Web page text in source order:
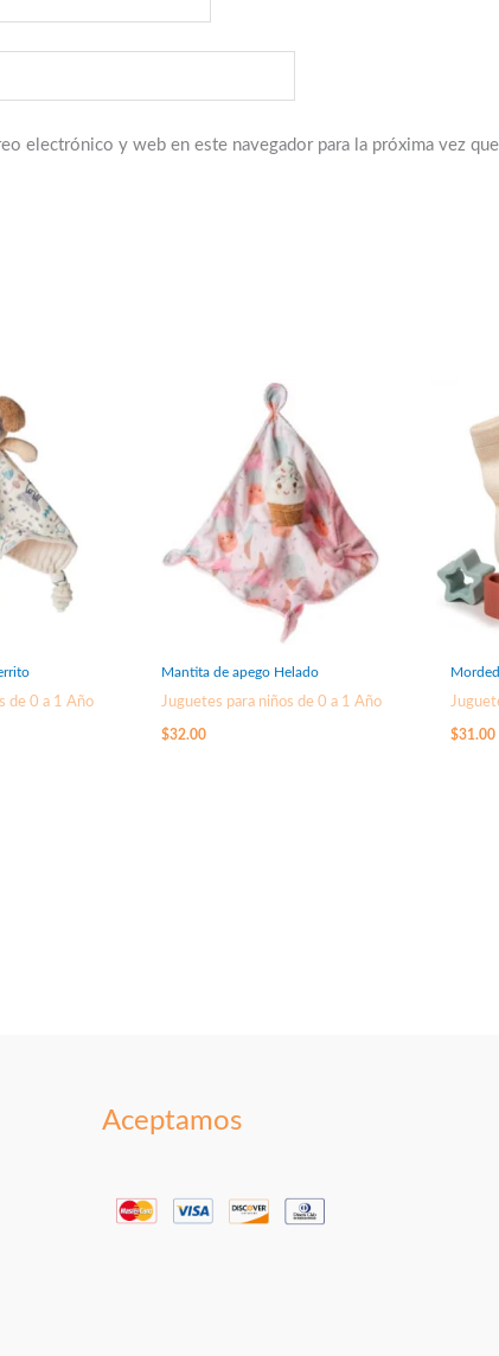
electrónico y web en este navegador para la próxima vez
de 0 a 1 Año
Mantita de apego Helado
Juguetes para niños de 0 a 1 Año
$32.00 $31.00
Aceptamos